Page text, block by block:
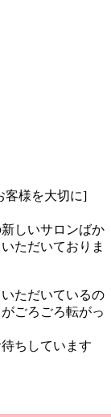
客様を大切に]
しいサロンばか
ただいておりま
ただいているの
ごろごろ転がっ
ちしています